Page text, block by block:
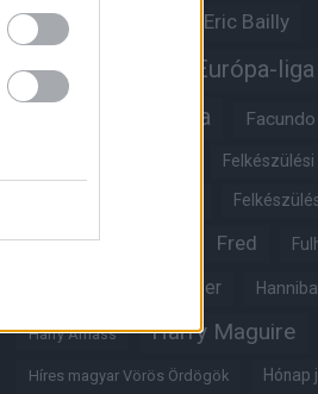
Érdekességek Eric Bailly
Erik ten Hag Európa-liga
FA-kupa
Felkészülési túra 2026 Fred
Glazer
Harry Amass Harry Maguire
Híres magyar Vörös Ördögök Hónap